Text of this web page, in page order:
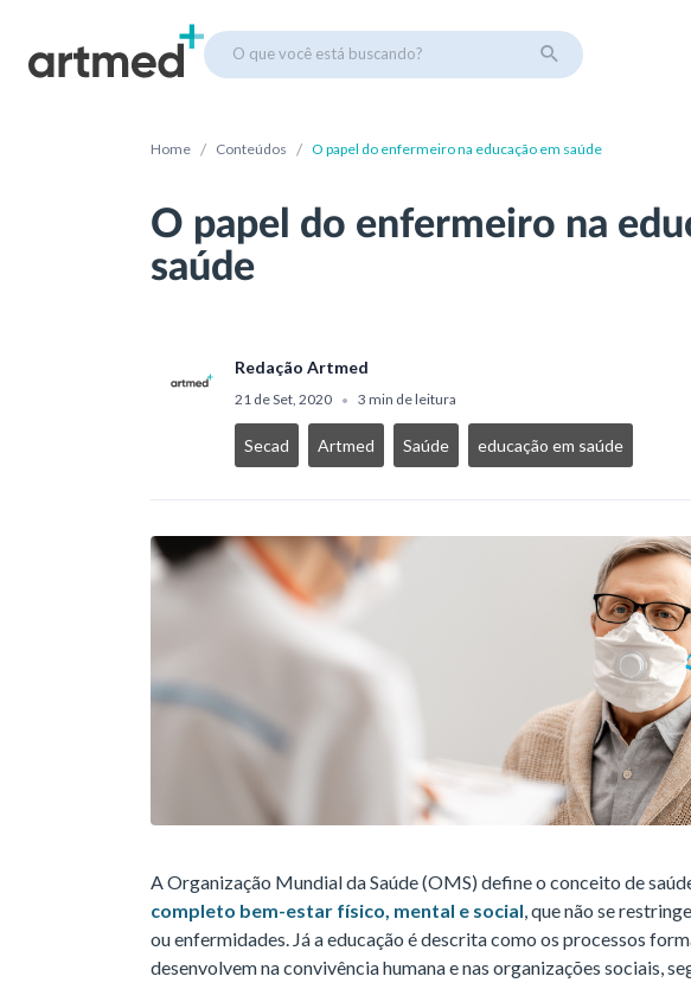
O que você está buscando?
Home / Conteúdos / O papel do enfermeiro na educação em saúde
O papel do enfermeiro na
saúde
Redação Artmed
21 de Set, 2020 • 3 min de leitura
Secad Artmed Saúde educação em saúde
A Organização Mundial da Saúde (OMS) define o conceito de
completo bem-estar físico, mental e social, que não se
ou enfermidades. Já a educação é descrita como os processos
desenvolvem na convivência humana e nas organizações sociais,